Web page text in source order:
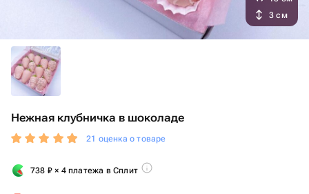
Нежная клубничка в шоколаде
21 оценка о товаре
738 ₽ × 4 платежа в Сплит
3 см